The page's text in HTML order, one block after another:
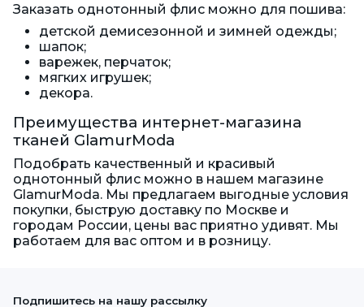
Заказать однотонный флис можно для пошива:
детской демисезонной и зимней одежды;
шапок;
варежек, перчаток;
мягких игрушек;
декора.
Преимущества интернет-магазина
тканей GlamurModa
Подобрать качественный и красивый
однотонный флис можно в нашем магазине
GlamurModa. Мы предлагаем выгодные условия
покупки, быструю доставку по Москве и
городам России, цены вас приятно удивят. Мы
работаем для вас оптом и в розницу.
Подпишитесь на нашу рассылку